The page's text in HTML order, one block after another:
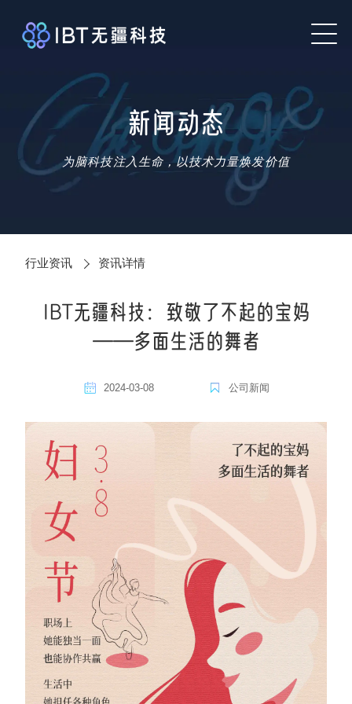
新闻动态
为脑科技注入生命，以技术力量焕发价值
行业资讯 资讯详情
IBT无疆科技：致敬了不起的宝妈
——多面生活的舞者
2024-03-08 公司新闻